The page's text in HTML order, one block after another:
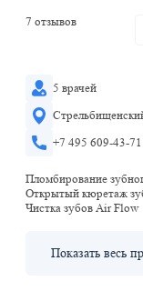
7 отзывов
5 врачей
+7 495 609-43-71
Пломбирование
Открытый кюретаж
Чистка зубов Air Flow
Показать весь